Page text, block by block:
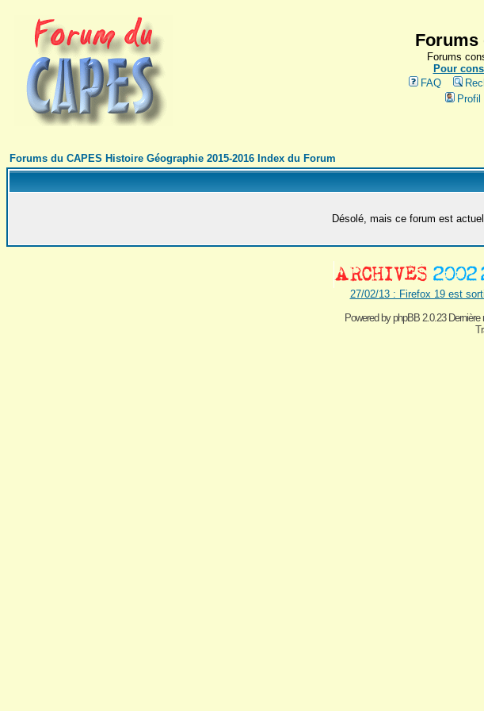
Forums
Forums
Pour
FAQ
Profil
Forums du CAPES Histoire Géographie 2015-2016 Index du Forum
Désolé, mais ce forum est
27/02/13 : Firefox 19 est
Powered byphpBB 2.0.23 Dernière